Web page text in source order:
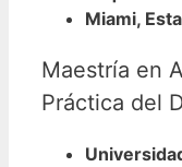
Miami,
Maestría en
Práctica del